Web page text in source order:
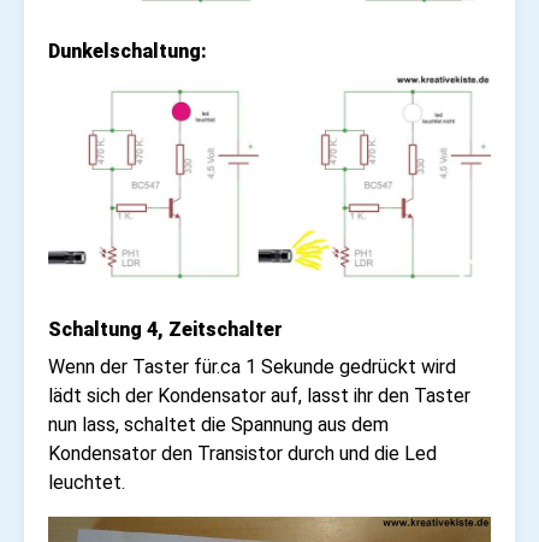
Dunkelschaltung:
Schaltung 4, Zeitschalter
Wenn der Taster für.ca 1 Sekunde gedrückt wird
lädt sich der Kondensator auf, lasst ihr den Taster
nun lass, schaltet die Spannung aus dem
Kondensator den Transistor durch und die Led
leuchtet.